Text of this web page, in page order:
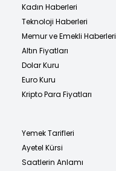
Kadın Haberleri
Teknoloji Haberleri
Memur ve Emekli Haberleri
Altın Fiyatları
Dolar Kuru
Euro Kuru
Kripto Para Fiyatları
Yemek Tarifleri
Ayetel Kürsi
Saatlerin Anlamı